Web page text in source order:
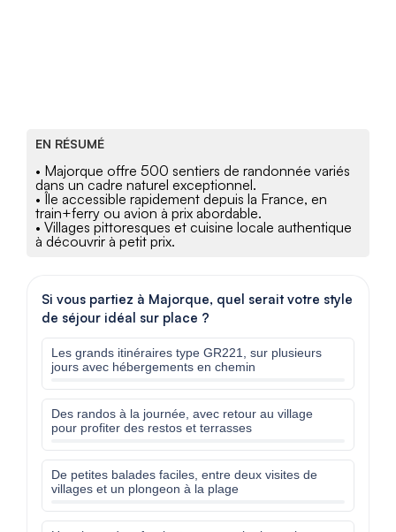
EN RÉSUMÉ
• Majorque offre 500 sentiers de randonnée variés
dans un cadre naturel exceptionnel.
• Île accessible rapidement depuis la France, en
train+ferry ou avion à prix abordable.
• Villages pittoresques et cuisine locale authentique
à découvrir à petit prix.
Si vous partiez à Majorque, quel serait votre style
de séjour idéal sur place ?
Les grands itinéraires type GR221, sur plusieurs
jours avec hébergements en chemin
Des randos à la journée, avec retour au village
pour profiter des restos et terrasses
De petites balades faciles, entre deux visites de
villages et un plongeon à la plage